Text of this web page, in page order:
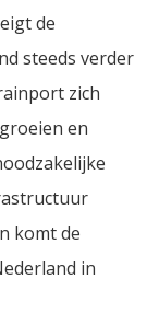
de
steeds verder
zich
en
komt de
in